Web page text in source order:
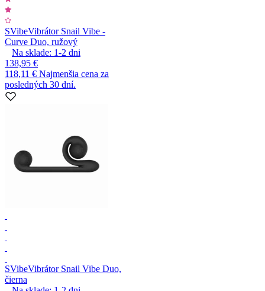
SVibeVibrátor Snail Vibe -
Curve Duo, ružový
Na sklade: 1-2 dni
138,95 €
118,11 € Najmenšia cena za
posledných 30 dní.
SVibeVibrátor Snail Vibe Duo,
čierna